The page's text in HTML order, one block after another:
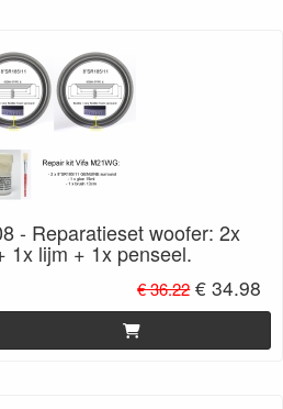
- Reparatieset woofer: 2x
1x lijm + 1x penseel.
€ 36.22 € 34.98